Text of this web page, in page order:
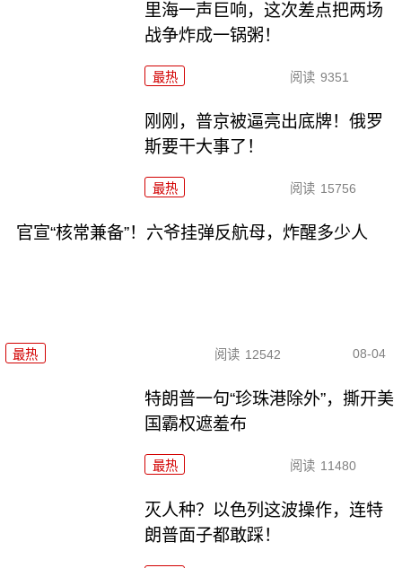
里海一声巨响，这次差点把两场
战争炸成一锅粥！
最热 阅读 9351
刚刚，普京被逼亮出底牌！俄罗
斯要干大事了！
最热 阅读 15756
官宣“核常兼备”！六爷挂弹反航母，炸醒多少人
最热 阅读 12542 08-04
特朗普一句“珍珠港除外”，撕开美
国霸权遮羞布
最热 阅读 11480
灭人种？以色列这波操作，连特
朗普面子都敢踩！